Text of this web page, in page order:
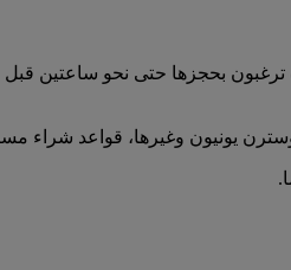
ترغبون بحجزها حتى نحو ساعتين
يونيون وغيرها، قواعد شراء